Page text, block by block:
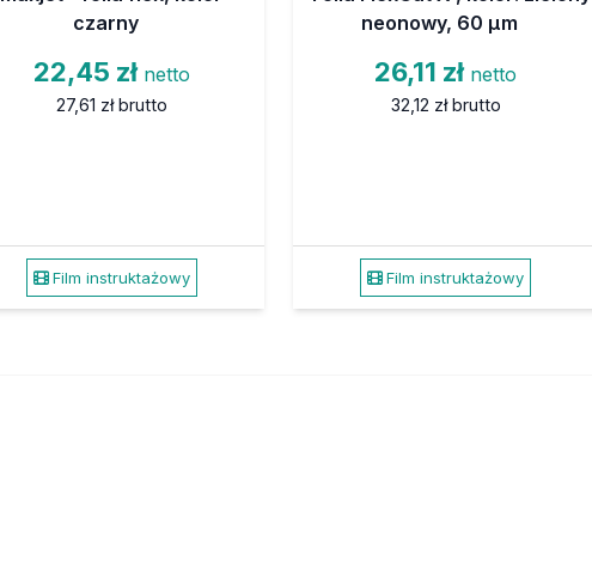
czarny
22,45 zł netto
27,61 zł brutto
Film instruktażowy
neonowy, 60 µm
26,11 zł netto
32,12 zł brutto
Film instruktażowy